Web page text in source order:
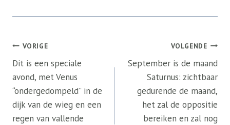
Bericht
navigatie
VORIGE
Dit is een speciale
avond, met Venus
“ondergedompeld” in de
dijk van de wieg en een
regen van vallende
VOLGENDE
September is de maand
Saturnus: zichtbaar
gedurende de maand,
het zal de oppositie
bereiken en zal nog